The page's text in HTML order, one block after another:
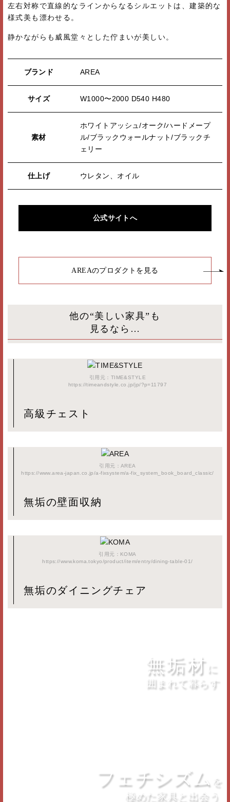
左右対称で直線的なラインからなるシルエットは、建築的な
様式美も漂わせる。
静かながらも威風堂々とした佇まいが美しい。
ブランド AREA
サイズ W1000〜2000 D540 H480
素材
ホワイトアッシュ/オーク/ハードメープ
ル/ブラックウォールナット/ブラックチ
ェリー
仕上げ ウレタン、オイル
公式サイトへ
AREAのプロダクトを見る
他の“美しい家具”も
見るなら…
引用元：TIME&STYLE
https://timeandstyle.co.jp/jp/?p=11797
高級チェスト
引用元：AREA
https://www.area-japan.co.jp/a-fixsystem/a-fix_system_book_board_classic/
無垢の壁面収納
引用元：KOMA
https://www.koma.tokyo/product/item/entry/dining-table-01/
無垢のダイニングチェア
無垢材 に
囲まれて暮らす
フェチシズム
を
極めた家具と出会う